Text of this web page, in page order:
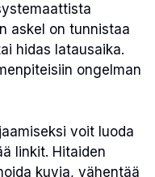
askel on tunnistaa
hidas latausaika.
ongelman
voit luoda
linkit. Hitaiden
kuvia, vähentää